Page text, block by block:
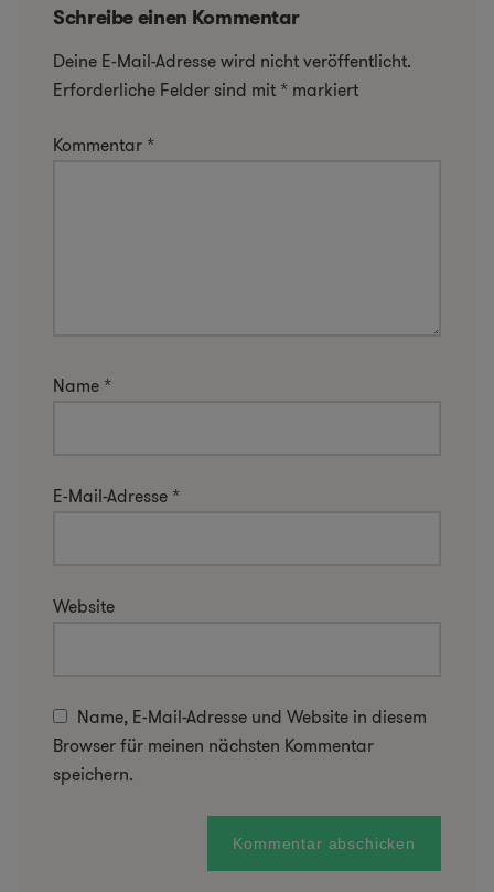
Schreibe einen Kommentar
Deine E-Mail-Adresse wird nicht veröffentlicht.
Erforderliche Felder sind mit * markiert
Kommentar *
Name *
E-Mail-Adresse *
Website
Name, E-Mail-Adresse und Website in diesem
Browser für meinen nächsten Kommentar
speichern.